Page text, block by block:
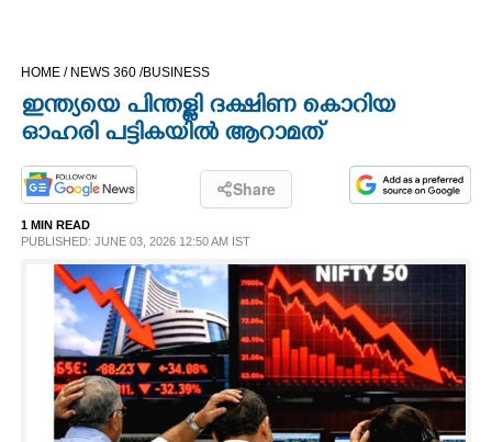
CINEMA
OPINION
PHOTOS
LIFESTYLE
SPIRITUAL
INFO+
HOME / NEWS 360 /BUSINESS
ഇന്ത്യയെ പിന്തള്ളി ദക്ഷിണ കൊറിയ
ഓഹരി പട്ടികയിൽ ആറാമത്
Share
1 MIN READ
PUBLISHED: JUNE 03, 2026 12:50 AM IST